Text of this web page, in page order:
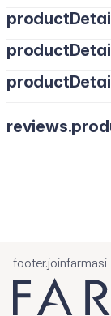
footer.joinfarmasi